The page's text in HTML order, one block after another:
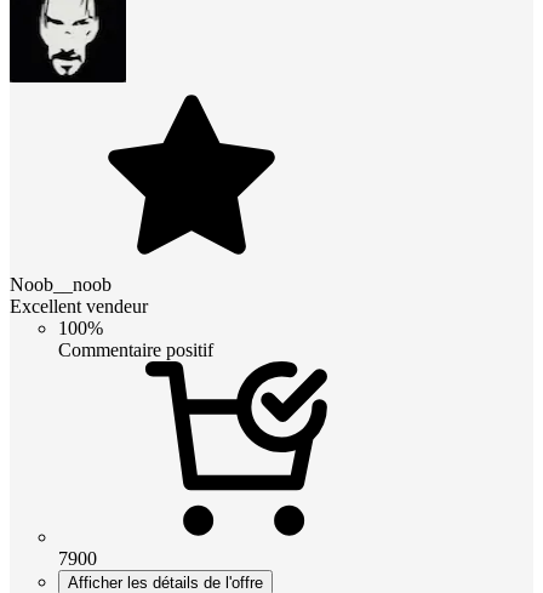
Noob__noob
Excellent vendeur
100%
Commentaire positif
7900
Afficher les détails de l'offre